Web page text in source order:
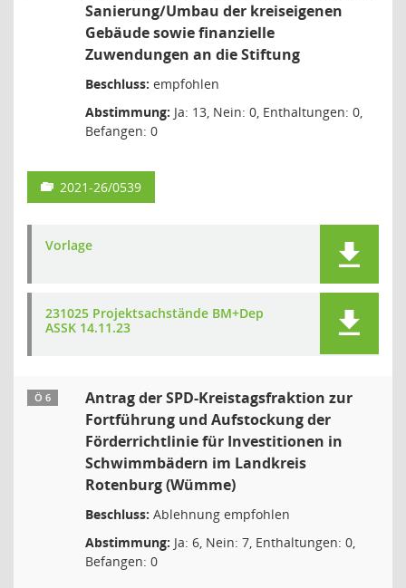
Sanierung/Umbau der kreiseigenen
Gebäude sowie finanzielle
Zuwendungen an die Stiftung
Beschluss: empfohlen
Abstimmung: Ja: 13, Nein: 0, Enthaltungen: 0,
Befangen: 0
2021-26/0539
Vorlage
231025 Projektsachstände BM+Dep
ASSK 14.11.23
Ö 6
Antrag der SPD-Kreistagsfraktion zur
Fortführung und Aufstockung der
Förderrichtlinie für Investitionen in
Schwimmbädern im Landkreis
Rotenburg (Wümme)
Beschluss: Ablehnung empfohlen
Abstimmung: Ja: 6, Nein: 7, Enthaltungen: 0,
Befangen: 0